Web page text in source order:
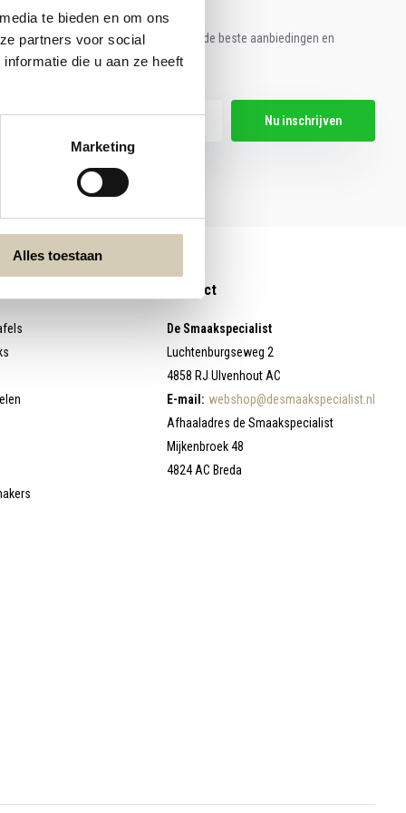
te bieden en om ons
partners voor social
die u aan ze heeft
Marketing
Alles toestaan
aan voor onze nieuwsbrief en ontvang de beste aanbiedingen en
recepten!
Nu inschrijven
de wettelijke beperkingen
Contact
De Smaakspecialist
Luchtenburgseweg 2
4858 RJ Ulvenhout AC
E-mail: webshop@desmaakspecialist.nl
Afhaaladres de Smaakspecialist
Mijkenbroek 48
4824 AC Breda